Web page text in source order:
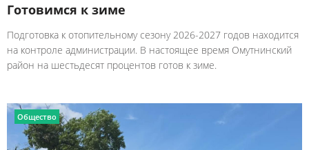
Готовимся к зиме
Подготовка к отопительному сезону 2026-2027 годов находится
на контроле администрации. В настоящее время Омутнинский
район на шестьдесят процентов готов к зиме.
Общество